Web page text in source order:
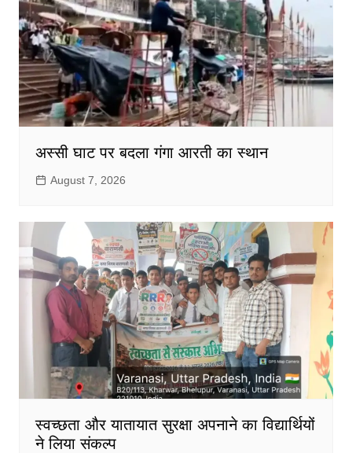
अस्सी घाट पर बदला गंगा आरती का स्थान
August 7, 2026
स्वच्छता और यातायात सुरक्षा अपनाने का विद्यार्थियों
ने लिया संकल्प